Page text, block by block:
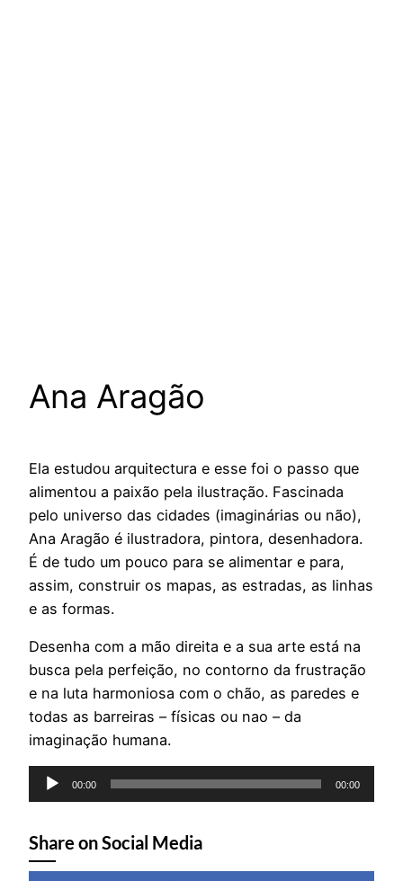
Ana Aragão
Ela estudou arquitectura e esse foi o passo que
alimentou a paixão pela ilustração. Fascinada
pelo universo das cidades (imaginárias ou não),
Ana Aragão é ilustradora, pintora, desenhadora.
É de tudo um pouco para se alimentar e para,
assim, construir os mapas, as estradas, as linhas
e as formas.
Desenha com a mão direita e a sua arte está na
busca pela perfeição, no contorno da frustração
e na luta harmoniosa com o chão, as paredes e
todas as barreiras – físicas ou nao – da
imaginação humana.
Reprodutor
de
00:00 00:00
Share on Social Media